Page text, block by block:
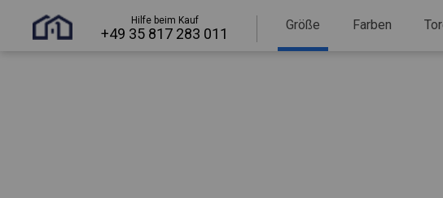
Hilfe beim Kauf
+49 35 817 283 011
Größe Farben